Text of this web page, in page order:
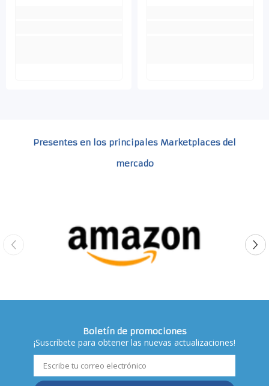
Presentes en los principales Marketplaces del
mercado
Boletín de promociones
¡Suscríbete para obtener las nuevas actualizaciones!